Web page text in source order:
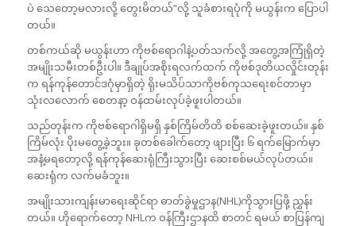
ပဲ သေတော့မလားလို့ တွေးမိတယ်”လို့ သူခံစားရပုံကို မယွန်းက ပြောပါ
တယ်။
တစ်ကယ်ဆို မယွန်းဟာ ကိုဗစ်ရောဂါနဲ့ပတ်သက်လို့ အတွေ့အကြုံရှိတဲ့
အမျိုးသမီးတစ်ဦးပါ။ ဒီချုပ်အစိုးရလက်ထက် ကိုဗစ်ဒုတိယလှိုင်းတုန်း
က ရန်ကုန်တောင်ဒဂုံမှာရှိတဲ့ ရိုးမသိပ်သာကိုဗစ်ကုသရေးစင်တာမှာ
သုံးလလောက် စေတနာ့ ဝန်ထမ်းလုပ်ခဲ့ဖူးပါတယ်။
သည်တုန်းက ကိုဗစ်ရောဂါရှိမရှိ နှစ်ကြိမ်တိတိ စစ်ဆေးခဲ့ဖူးတယ်။ နှစ်
ကြိမ်လုံး ပိုးမတွေ့ခဲ့ဘူး။ ခုတစ်ခေါက်တော့ ဖျားပြီး ၆ ရက်မြောက်မှာ
အနံ့မရတော့လို့ ရန်ကုန်ဆေးရုံကြီးသွားပြီး ဆေးစစ်မယ်လုပ်တယ်။
ဆေးရုံက လက်မခံဘူး။
အမျိုးသားကျန်းမာရေးဆိုင်ရာ ဓာတ်ခွဲမှုဌာန(NHL)ကိုသွားပြဖို့ ညွှန်း
တယ်။ ဟိုရောက်တော့ NHLက ဝန်ကြီးဌာနထိ စာတင် ရမယ် စာပြန်ကျ